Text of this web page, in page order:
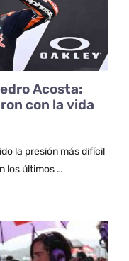
Acosta:
con la vida
la presión más difícil
los últimos …